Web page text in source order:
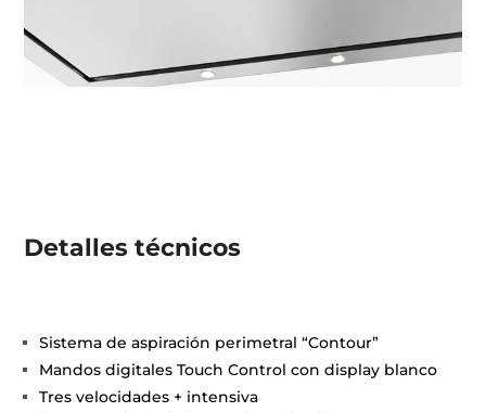
Detalles técnicos
Sistema de aspiración perimetral “Contour”
Mandos digitales Touch Control con display blanco
Tres velocidades + intensiva